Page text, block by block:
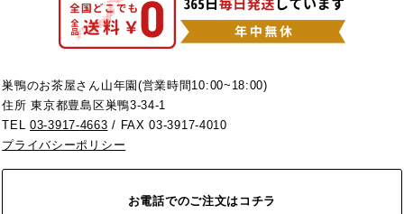
巣鴨のお茶屋さん山年園(営業時間10:00~18:00)
住所 東京都豊島区巣鴨3-34-1
TEL03-3917-4663 / FAX 03-3917-4010
プライバシーポリシー
お電話でのご注文はコチラ